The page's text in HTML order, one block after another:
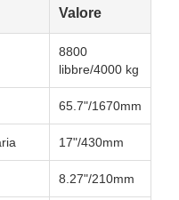
Valore
8800
libbre/4000 kg
65.7"/1670mm
17"/430mm
8.27"/210mm